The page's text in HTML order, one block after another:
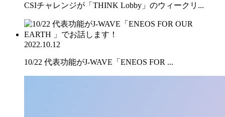
CSIチャレンジが「THINK Lobby」のウィークリ...
2022.10.12
10/22 代表功能がJ-WAVE「ENEOS FOR ...